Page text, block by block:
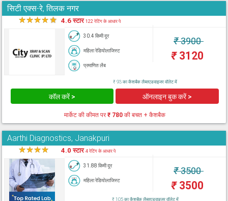
सिटी एक्स-रे, तिलक नगर
★★★★★ 4.6 स्टार122 रेटिंग के आधार पे
30.4 किमी दूर
महिला रेडियोलाजिस्ट
प्रमाणित लैब
₹3900
₹3120
₹ 93 का कैशबैक लैब्सएडवाइजर वॉलेट में
कॉल करें > ऑनलाइन बुक करें >
मार्केट की कीमत पर₹ 780की बचत + कैशबैक
Aarthi Diagnostics, Janakpuri
★★★★ 4.0 स्टार4 रेटिंग के आधार पे
31.88 किमी दूर
महिला रेडियोलाजिस्ट
₹3500
₹3500
₹ 105 का कैशबैक लैब्सएडवाइजर वॉलेट में